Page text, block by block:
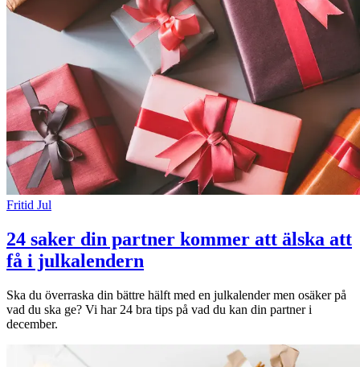
Lediga jobb
Magasin
Presentkort
Min Shopping-app
Fritid Jul
24 saker din partner kommer att älska att
få i julkalendern
Ska du överraska din bättre hälft med en julkalender men osäker på
vad du ska ge? Vi har 24 bra tips på vad du kan din partner i
december.